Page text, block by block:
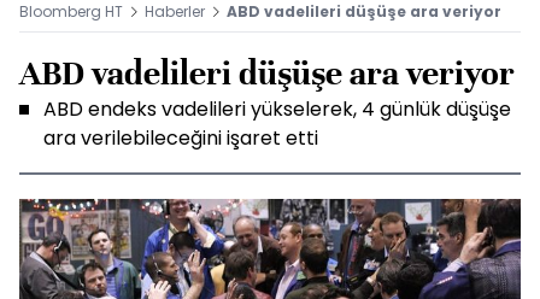
Bloomberg HT Haberler ABD vadelileri düşüşe ara veriyor
ABD vadelileri düşüşe ara veriyor
ABD endeks vadelileri yükselerek, 4 günlük düşüşe
ara verilebileceğini işaret etti